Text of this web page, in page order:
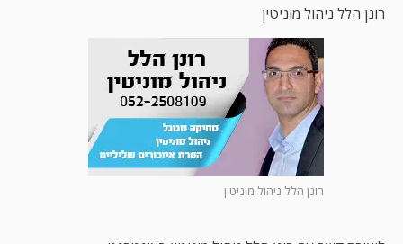
רונן הלל ניהול מוניטין
רונן הלל ניהול מוניטין